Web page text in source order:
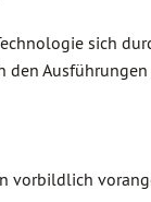
sich
den
vorbildlich